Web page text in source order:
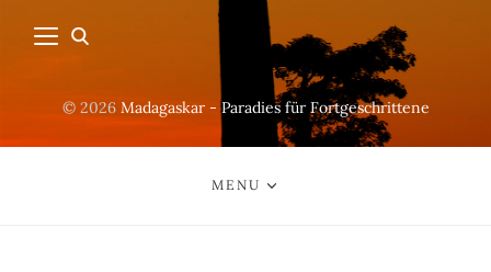
© 2026 Madagaskar - Paradies für Fortgeschrittene
MENU